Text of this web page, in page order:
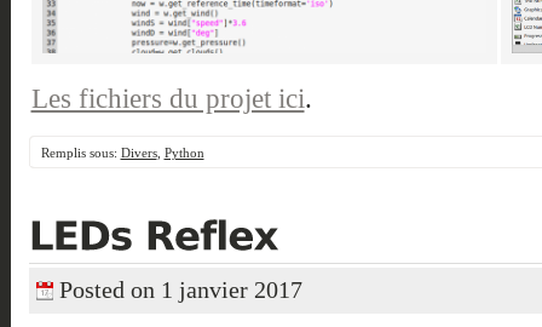
Les fichiers du projet ici.
Remplis sous: Divers, Python
Posted on 1 janvier 2017